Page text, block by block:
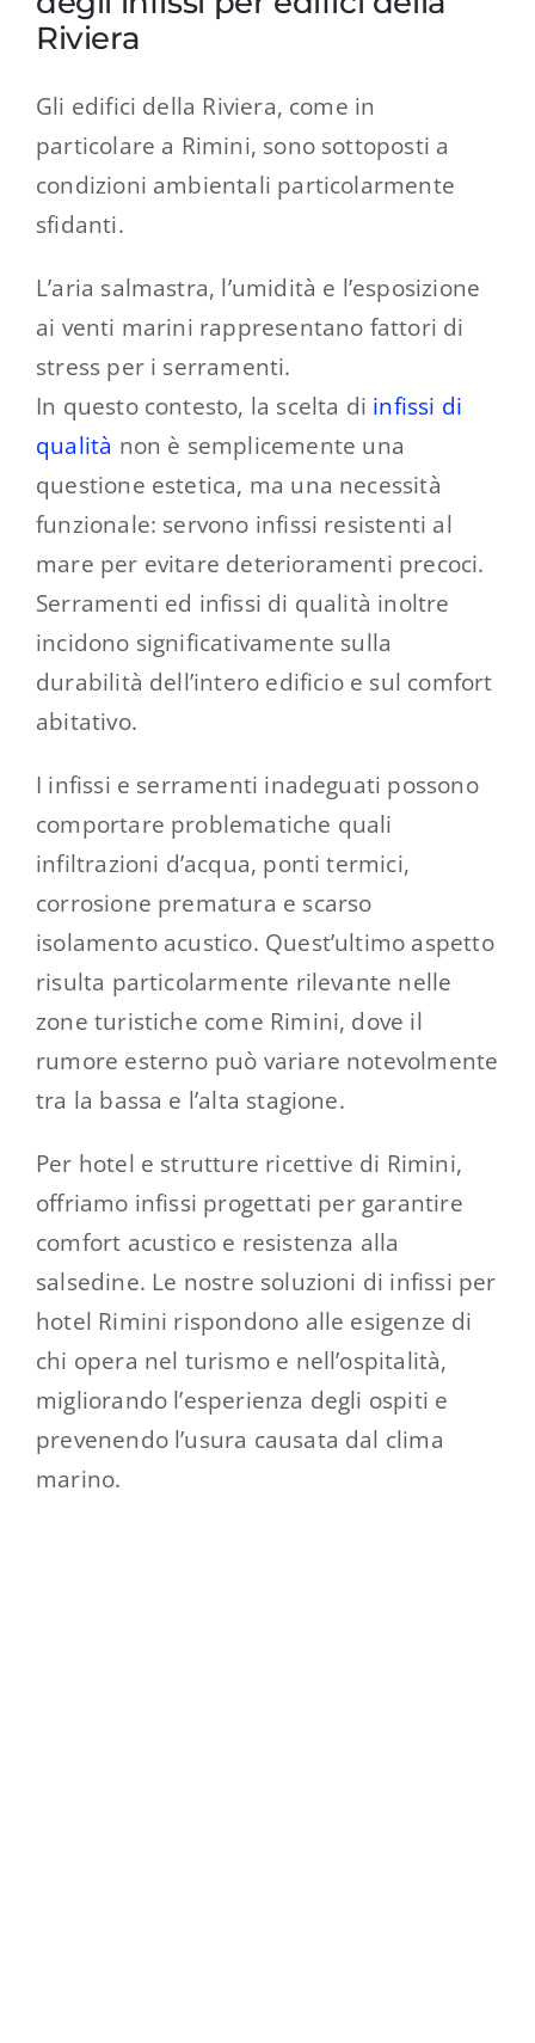
Riviera
Gli edifici della Riviera, come in
particolare a Rimini, sono sottoposti a
condizioni ambientali particolarmente
sfidanti.
L’aria salmastra, l’umidità e l’esposizione
ai venti marini rappresentano fattori di
stress per i serramenti.
In questo contesto, la scelta di infissi di
qualità non è semplicemente una
questione estetica, ma una necessità
funzionale: servono infissi resistenti al
mare per evitare deterioramenti precoci.
Serramenti ed infissi di qualità inoltre
incidono significativamente sulla
durabilità dell’intero edificio e sul comfort
abitativo.
I infissi e serramenti inadeguati possono
comportare problematiche quali
infiltrazioni d’acqua, ponti termici,
corrosione prematura e scarso
isolamento acustico. Quest’ultimo aspetto
risulta particolarmente rilevante nelle
zone turistiche come Rimini, dove il
rumore esterno può variare notevolmente
tra la bassa e l’alta stagione.
Per hotel e strutture ricettive di Rimini,
offriamo infissi progettati per garantire
comfort acustico e resistenza alla
salsedine. Le nostre soluzioni di infissi per
hotel Rimini rispondono alle esigenze di
chi opera nel turismo e nell’ospitalità,
migliorando l’esperienza degli ospiti e
prevenendo l’usura causata dal clima
marino.